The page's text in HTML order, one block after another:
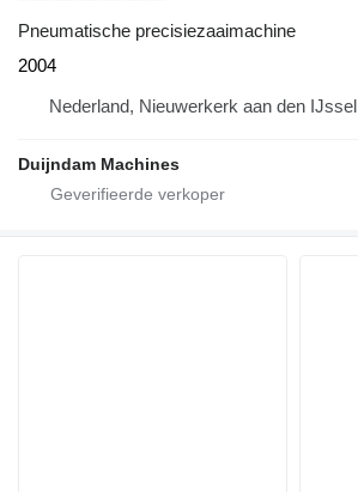
Pneumatische precisiezaaimachine
2004
Nederland, Nieuwerkerk aan den IJssel
Duijndam Machines